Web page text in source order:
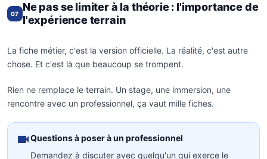
07
Ne pas se limiter à la théorie : l'importance de
l'expérience terrain
La fiche métier, c'est la version officielle. La réalité, c'est autre
chose. Et c'est là que beaucoup se trompent.
Rien ne remplace le terrain. Un stage, une immersion, une
rencontre avec un professionnel, ça vaut mille fiches.
Questions à poser à un professionnel
Demandez à discuter avec quelqu'un qui exerce le